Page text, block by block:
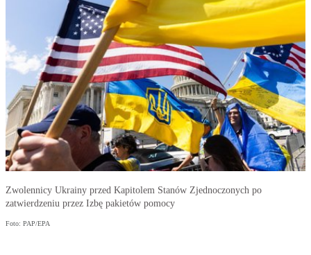
Zwolennicy Ukrainy przed Kapitolem Stanów Zjednoczonych po
zatwierdzeniu przez Izbę pakietów pomocy
Foto: PAP/EPA